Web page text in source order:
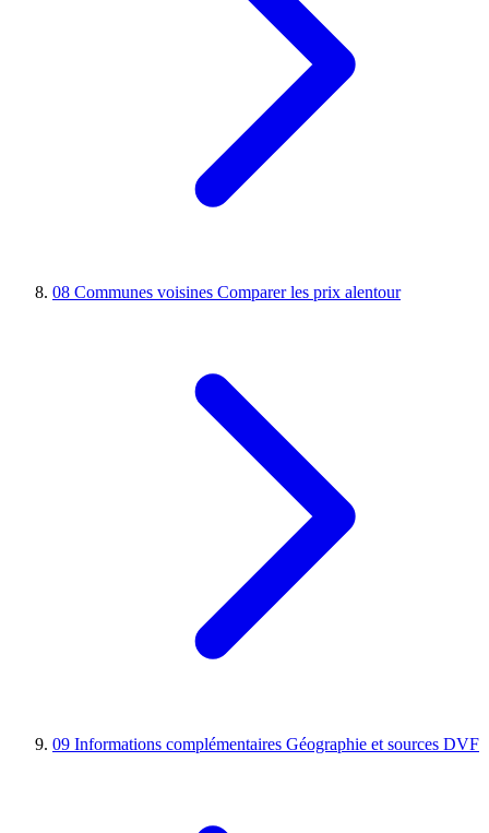
08 Communes voisines Comparer les prix alentour
09 Informations complémentaires Géographie et sources DVF